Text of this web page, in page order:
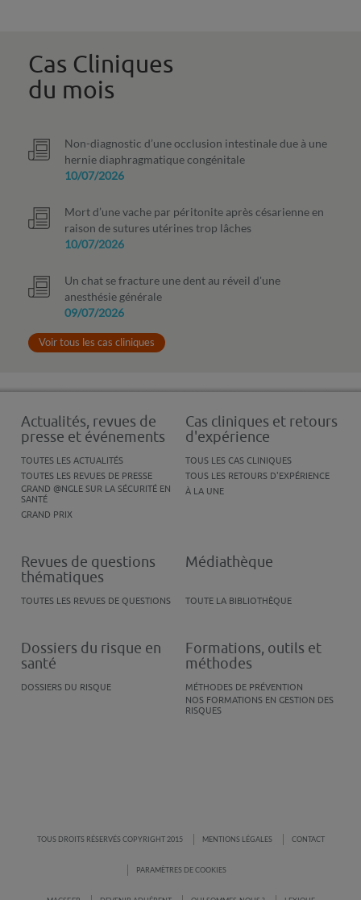
Cas Cliniques
du mois
Non-diagnostic d’une occlusion intestinale due à une
hernie diaphragmatique congénitale
10/07/2026
Mort d’une vache par péritonite après césarienne en
raison de sutures utérines trop lâches
10/07/2026
Un chat se fracture une dent au réveil d'une
anesthésie générale
09/07/2026
Voir tous les cas cliniques
Actualités, revues de
presse et événements
TOUTES LES ACTUALITÉS
TOUTES LES REVUES DE PRESSE
GRAND @NGLE SUR LA SÉCURITÉ EN
SANTÉ
GRAND PRIX
Cas cliniques et retours
d'expérience
TOUS LES CAS CLINIQUES
TOUS LES RETOURS D'EXPÉRIENCE
À LA UNE
Revues de questions
thématiques
TOUTES LES REVUES DE QUESTIONS
Médiathèque
TOUTE LA BIBLIOTHÈQUE
Dossiers du risque en
santé
DOSSIERS DU RISQUE
Formations, outils et
méthodes
MÉTHODES DE PRÉVENTION
NOS FORMATIONS EN GESTION DES
RISQUES
TOUS DROITS RÉSERVÉS COPYRIGHT 2015 MENTIONS LÉGALES CONTACT
PARAMÈTRES DE COOKIES